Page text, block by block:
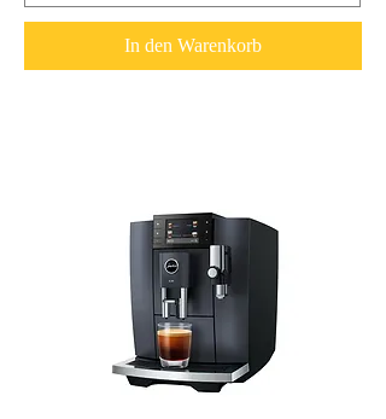
In den Warenkorb